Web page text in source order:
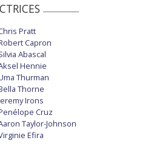
Pratt
Capron
Abascal
Hennie
Thurman
Thorne
Irons
Cruz
Taylor-Johnson
Efira